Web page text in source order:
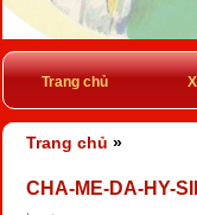
Trang chủ
Trang chủ »
CHA-ME-DA-HY-